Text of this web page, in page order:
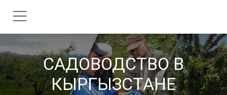
CАДОВОДСТВО В
КЫРГЫЗСТАНЕ